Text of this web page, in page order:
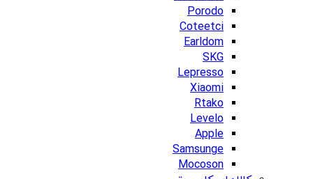
Porodo
Coteetci
Earldom
SKG
Lepresso
Xiaomi
Rtako
Levelo
Apple
Samsunge
Mocoson